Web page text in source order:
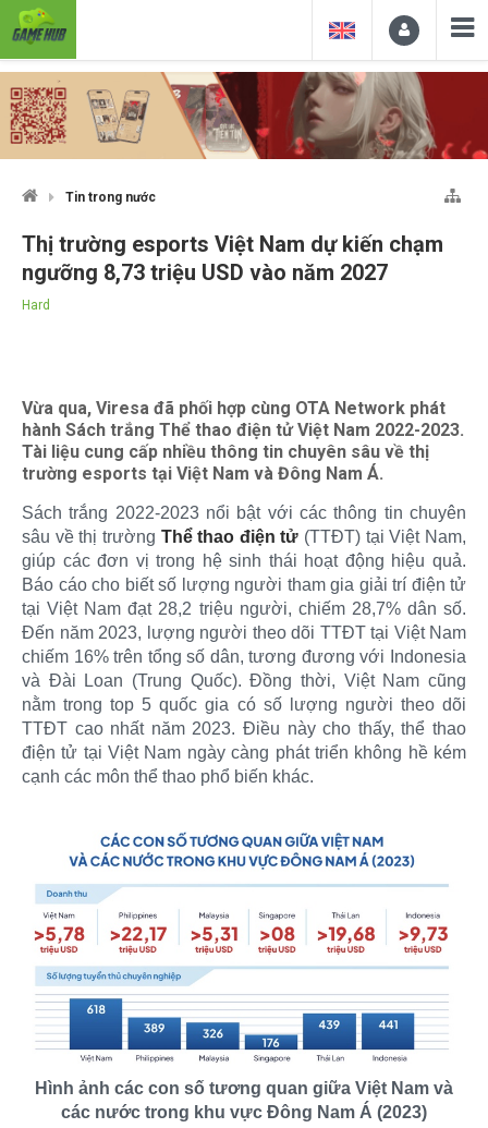
Tin trong nước
Thị trường esports Việt Nam dự kiến chạm
ngưỡng 8,73 triệu USD vào năm 2027
Hard
Vừa qua, Viresa đã phối hợp cùng OTA Network phát
hành Sách trắng Thể thao điện tử Việt Nam 2022-2023.
Tài liệu cung cấp nhiều thông tin chuyên sâu về thị
trường esports tại Việt Nam và Đông Nam Á.
Sách trắng 2022-2023 nổi bật với các thông tin chuyên
sâu về thị trường Thể thao điện tử (TTĐT) tại Việt Nam,
giúp các đơn vị trong hệ sinh thái hoạt động hiệu quả.
Báo cáo cho biết số lượng người tham gia giải trí điện tử
tại Việt Nam đạt 28,2 triệu người, chiếm 28,7% dân số.
Đến năm 2023, lượng người theo dõi TTĐT tại Việt Nam
chiếm 16% trên tổng số dân, tương đương với Indonesia
và Đài Loan (Trung Quốc). Đồng thời, Việt Nam cũng
nằm trong top 5 quốc gia có số lượng người theo dõi
TTĐT cao nhất năm 2023. Điều này cho thấy, thể thao
điện tử tại Việt Nam ngày càng phát triển không hề kém
cạnh các môn thể thao phổ biến khác.
Hình ảnh các con số tương quan giữa Việt Nam và
các nước trong khu vực Đông Nam Á (2023)